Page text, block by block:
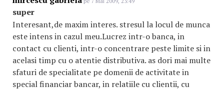
super
Interesant,de maxim interes. stresul la locul de munca
este intens in cazul meu.Lucrez intr-o banca, in
contact cu clienti, intr-o concentrare peste limite si in
acelasi timp cu o atentie distributiva. as dori mai multe
sfaturi de specialitate pe domenii de activitate in
special financiar bancar, in relatiile cu clientii, cu